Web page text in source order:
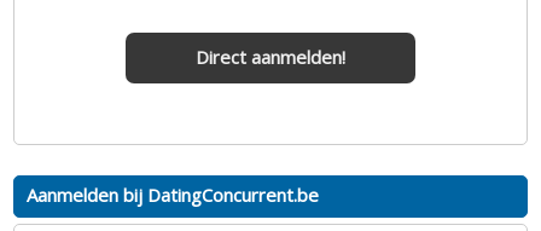
Direct aanmelden!
Aanmelden bij DatingConcurrent.be